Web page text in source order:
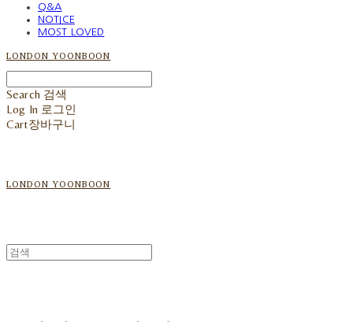
Q&A
NOTICE
MOST LOVED
LONDON YOONBOON
Search 검색
Log In 로그인
Cart장바구니
LONDON YOONBOON